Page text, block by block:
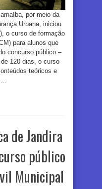
por meio da
Urbana, iniciou
o curso de formação
para alunos que
concurso público –
120 dias, o curso
teóricos e
de Jandira
público
Municipal